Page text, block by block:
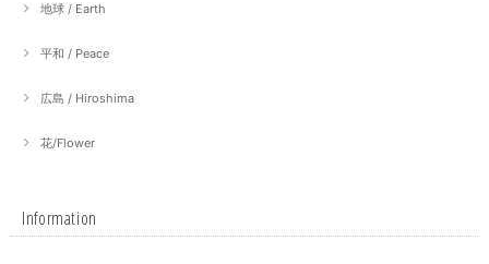
地球 / Earth
平和 / Peace
広島 / Hiroshima
花/Flower
Information